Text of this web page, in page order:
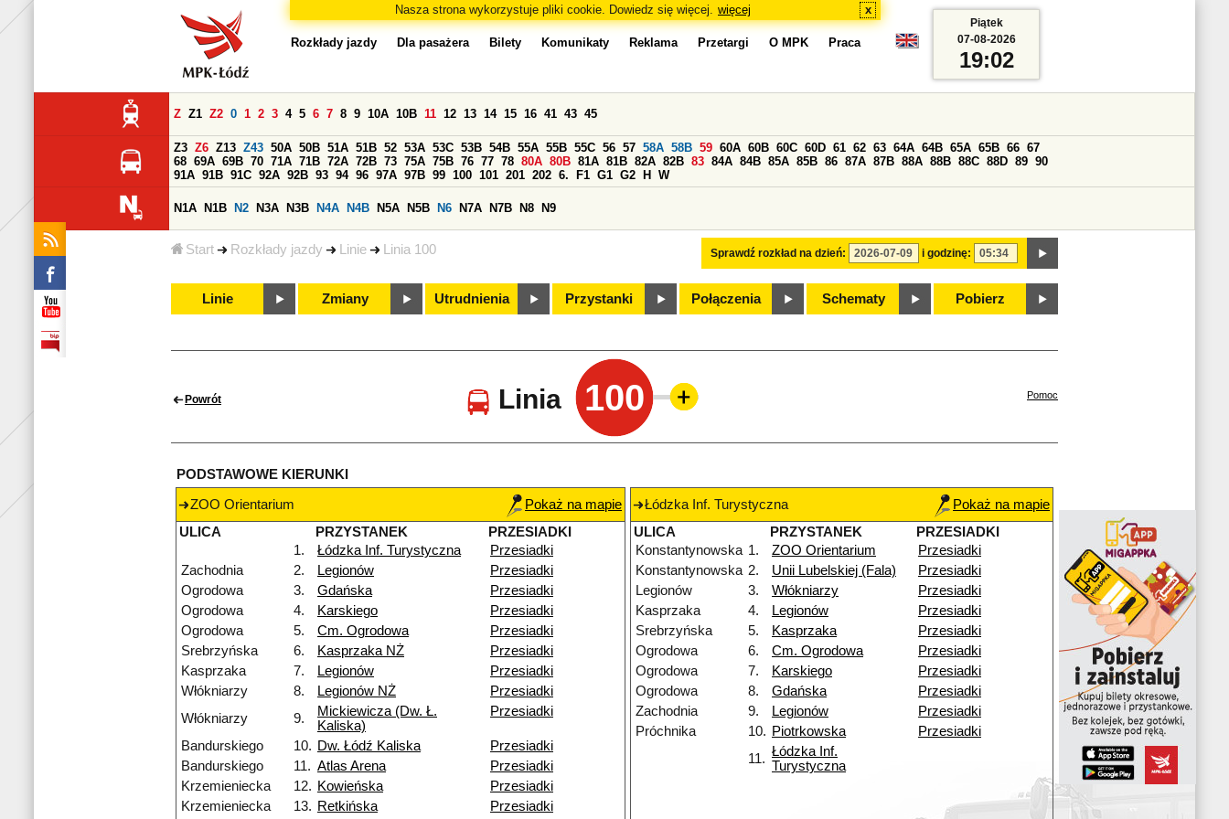
Nasza strona wykorzystuje pliki cookie. Dowiedz się więcej. więcej x
Start Rozkłady jazdy Linie Linia 100
Rozkłady jazdy Dla pasażera Bilety Komunikaty Reklama Przetargi O MPK Praca
Sprawdź rozkład na dzień: i godzinę:
Z Z1 Z2 0 1 2 3 4 5 6 7 8 9 10A 10B 11 12 13 14 15 16 41 43 45
Z3 Z6 Z13 Z43 50A 50B 51A 51B 52 53A 53C 53B 54B 55A 55B 55C 56 57 58A 58B 59 60A 60B 60C 60D 61 62 63 64A 64B 65A 65B 66 67
68 69A 69B 70 71A 71B 72A 72B 73 75A 75B 76 77 78 80A 80B 81A 81B 82A 82B 83 84A 84B 85A 85B 86 87A 87B 88A 88B 88C 88D 89 90
91A 91B 91C 92A 92B 93 94 96 97A 97B 99 100 101 201 202 6. F1 G1 G2 H W
N1A N1B N2 N3A N3B N4A N4B N5A N5B N6 N7A N7B N8 N9
Linie Zmiany Utrudnienia Przystanki Połączenia Schematy Pobierz
Piątek
07-08-2026
19:02
Powrót Linia 100 Pomoc
PODSTAWOWE KIERUNKI
ZOO Orientarium
Pokaż na mapie
ULICA
PRZYSTANEK
PRZESIADKI
1.
Łódzka Inf. Turystyczna
Przesiadki
Zachodnia
2. Legionów
Przesiadki
Ogrodowa
3. Gdańska
Przesiadki
Ogrodowa
4. Karskiego
Przesiadki
Ogrodowa
5. Cm. Ogrodowa
Przesiadki
Srebrzyńska
6. Kasprzaka NŻ
Przesiadki
Kasprzaka
7. Legionów
Przesiadki
Włókniarzy
8. Legionów NŻ
Przesiadki
Włókniarzy
9.
Mickiewicza (Dw. Ł.
Kaliska)
Przesiadki
Bandurskiego 10. Dw. Łódź Kaliska
Przesiadki
Bandurskiego
11. Atlas Arena
Przesiadki
Krzemieniecka
12. Kowieńska
Przesiadki
Krzemieniecka
13. Retkińska Przesiadki
Łódzka Inf. Turystyczna
Pokaż na mapie
ULICA
PRZYSTANEK
PRZESIADKI
Konstantynowska 1. ZOO Orientarium
Przesiadki
Konstantynowska 2. Unii Lubelskiej (Fala)
Przesiadki
Legionów
3. Włókniarzy
Przesiadki
Kasprzaka
4. Legionów
Przesiadki
Srebrzyńska
5. Kasprzaka
Przesiadki
Ogrodowa
6. Cm. Ogrodowa
Przesiadki
Ogrodowa
7. Karskiego
Przesiadki
Ogrodowa
8. Gdańska
Przesiadki
Zachodnia
9. Legionów
Przesiadki
Próchnika
10. Piotrkowska
Przesiadki
11. Łódzka Inf.
Turystyczna